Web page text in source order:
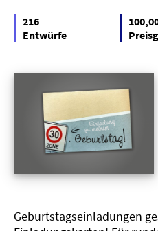
216
Entwürfe
Geburtstagseinladungen